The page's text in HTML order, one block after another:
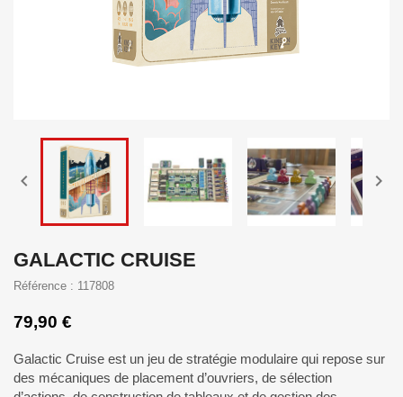
 
GALACTIC CRUISE
Référence : 117808
79,90 €
Galactic Cruise est un jeu de stratégie modulaire qui repose sur
des mécaniques de placement d’ouvriers, de sélection